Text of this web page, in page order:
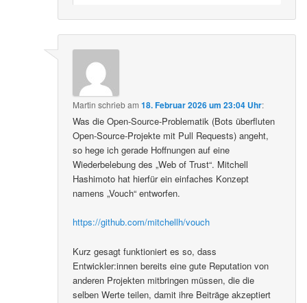
Martin schriebam18. Februar 2026 um 23:04 Uhr:
Was die Open-Source-Problematik (Bots überfluten
Open-Source-Projekte mit Pull Requests) angeht,
so hege ich gerade Hoffnungen auf eine
Wiederbelebung des „Web of Trust“. Mitchell
Hashimoto hat hierfür ein einfaches Konzept
namens „Vouch“ entworfen.
https://github.com/mitchellh/vouch
Kurz gesagt funktioniert es so, dass
Entwickler:innen bereits eine gute Reputation von
anderen Projekten mitbringen müssen, die die
selben Werte teilen, damit ihre Beiträge akzeptiert